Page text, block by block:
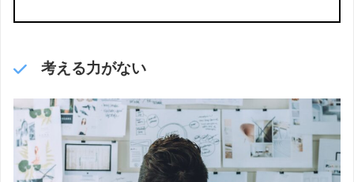
考える力がない